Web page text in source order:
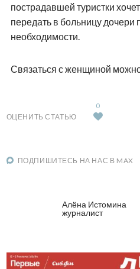
пострадавшей туристки
передать в больницу
необходимости.
Связаться с женщиной
ОЦЕНИТЬ СТАТЬЮ
0
ПОДПИШИТЕСЬ НА НАС В MAX
Алёна Истомина
журналист